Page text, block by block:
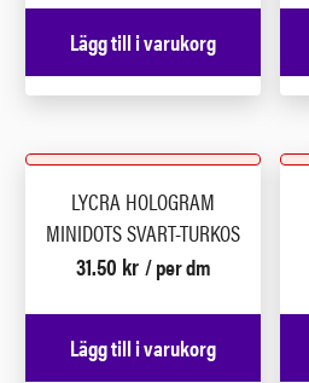
Lägg till i varukorg
LYCRA HOLOGRAM
MINIDOTS SVART-TURKOS
31.50 kr / per dm
Lägg till i varukorg